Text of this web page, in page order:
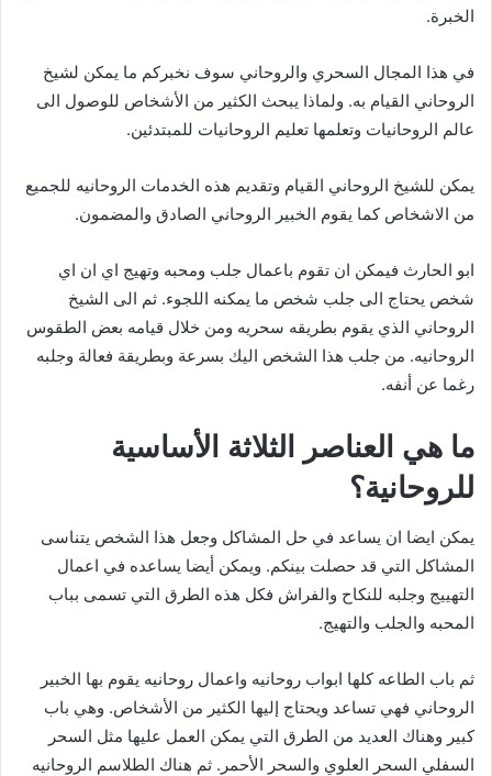
الخبرة.
في هذا المجال السحري والروحاني سوف نخبركم ما يمكن لشيخ
الروحاني القيام به. ولماذا يبحث الكثير من الأشخاص للوصول الى
عالم الروحانيات وتعلمها تعليم الروحانيات للمبتدئين.
يمكن للشيخ الروحاني القيام وتقديم هذه الخدمات الروحانيه للجميع
من الاشخاص كما يقوم الخبير الروحاني الصادق والمضمون.
ابو الحارث فيمكن ان تقوم باعمال جلب ومحبه وتهيج اي ان اي
شخص يحتاج الى جلب شخص ما يمكنه اللجوء. ثم الى الشيخ
الروحاني الذي يقوم بطريقه سحريه ومن خلال قيامه بعض الطقوس
الروحانيه. من جلب هذا الشخص اليك بسرعة وبطريقة فعالة وجلبه
رغما عن أنفه.
ما هي العناصر الثلاثة الأساسية
للروحانية؟
يمكن ايضا ان يساعد في حل المشاكل وجعل هذا الشخص يتناسى
المشاكل التي قد حصلت بينكم. ويمكن أيضا يساعده في اعمال
التهييج وجلبه للنكاح والفراش فكل هذه الطرق التي تسمى بباب
المحبه والجلب والتهيج.
ثم باب الطاعه كلها ابواب روحانيه واعمال روحانيه يقوم بها الخبير
الروحاني فهي تساعد ويحتاج إليها الكثير من الأشخاص. وهي باب
كبير وهناك العديد من الطرق التي يمكن العمل عليها مثل السحر
السفلي السحر العلوي والسحر الأحمر. ثم هناك الطلاسم الروحانيه